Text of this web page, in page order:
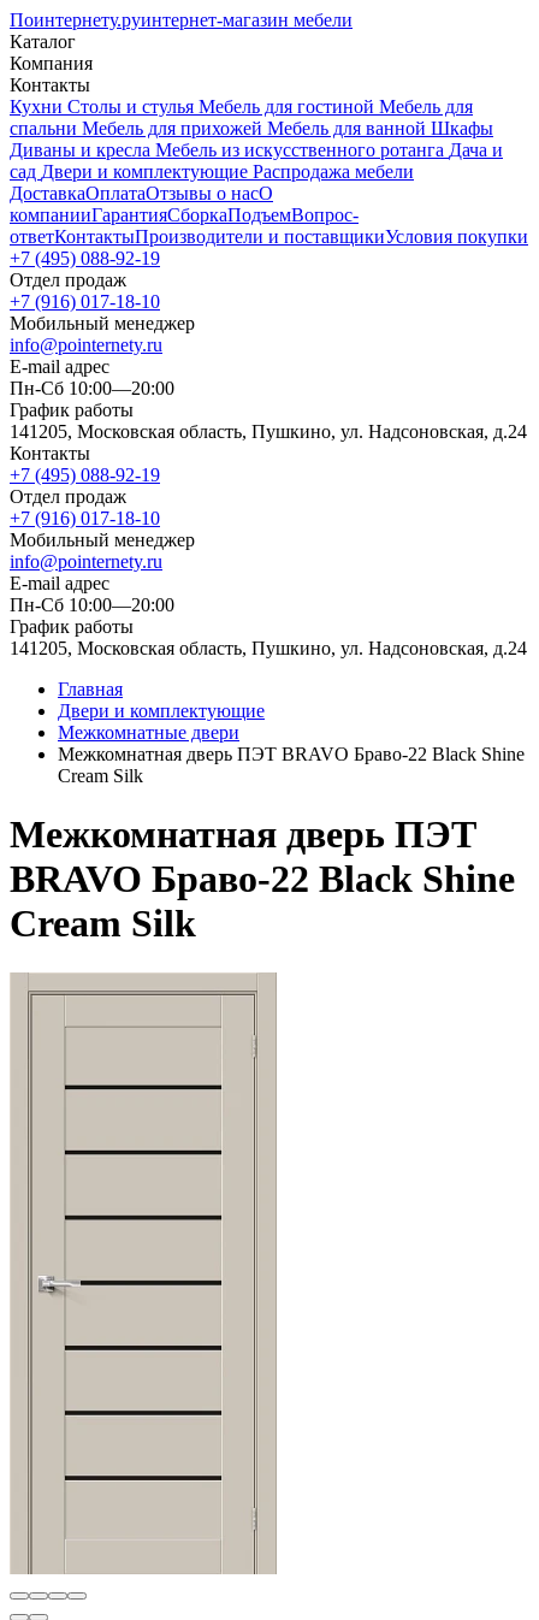
Поинтернету.руинтернет-магазин мебели
Каталог
Компания
Контакты
Кухни Столы и стулья Мебель для гостиной Мебель для
спальни Мебель для прихожей Мебель для ванной Шкафы
Диваны и кресла Мебель из искусственного ротанга Дача и
сад Двери и комплектующие Распродажа мебели
ДоставкаОплатаОтзывы о насО
компанииГарантияСборкаПодъемВопрос-
ответКонтактыПроизводители и поставщикиУсловия покупки
+7 (495) 088-92-19
Отдел продаж
+7 (916) 017-18-10
Мобильный менеджер
info@pointernety.ru
E-mail адрес
Пн-Сб 10:00—20:00
График работы
141205, Московская область, Пушкино, ул. Надсоновская, д.24
Контакты
+7 (495) 088-92-19
Отдел продаж
+7 (916) 017-18-10
Мобильный менеджер
info@pointernety.ru
E-mail адрес
Пн-Сб 10:00—20:00
График работы
141205, Московская область, Пушкино, ул. Надсоновская, д.24
Главная
Двери и комплектующие
Межкомнатные двери
Межкомнатная дверь ПЭТ BRAVO Браво-22 Black Shine
Cream Silk
Межкомнатная дверь ПЭТ
BRAVO Браво-22 Black Shine
Cream Silk